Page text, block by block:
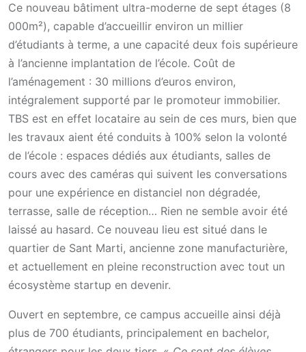
Ce nouveau bâtiment ultra-moderne de sept étages (8
000m²), capable d’accueillir environ un millier
d’étudiants à terme, a une capacité deux fois supérieure
à l’ancienne implantation de l’école. Coût de
l’aménagement : 30 millions d’euros environ,
intégralement supporté par le promoteur immobilier.
TBS est en effet locataire au sein de ces murs, bien que
les travaux aient été conduits à 100% selon la volonté
de l’école : espaces dédiés aux étudiants, salles de
cours avec des caméras qui suivent les conversations
pour une expérience en distanciel non dégradée,
terrasse, salle de réception… Rien ne semble avoir été
laissé au hasard. Ce nouveau lieu est situé dans le
quartier de Sant Marti, ancienne zone manufacturière,
et actuellement en pleine reconstruction avec tout un
écosystème startup en devenir.
Ouvert en septembre, ce campus accueille ainsi déjà
plus de 700 étudiants, principalement en bachelor,